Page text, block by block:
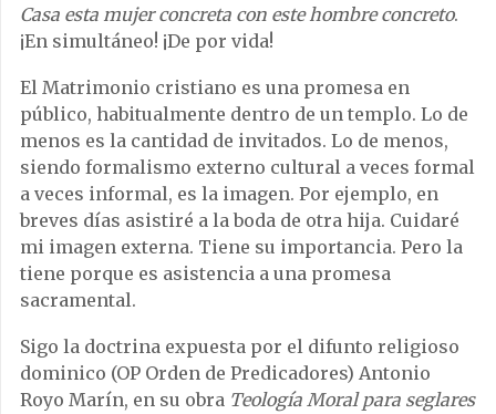
Casa esta mujer concreta con este hombre concreto.
¡En simultáneo! ¡De por vida!
El Matrimonio cristiano es una promesa en
público, habitualmente dentro de un templo. Lo de
menos es la cantidad de invitados. Lo de menos,
siendo formalismo externo cultural a veces formal
a veces informal, es la imagen. Por ejemplo, en
breves días asistiré a la boda de otra hija. Cuidaré
mi imagen externa. Tiene su importancia. Pero la
tiene porque es asistencia a una promesa
sacramental.
Sigo la doctrina expuesta por el difunto religioso
dominico (OP Orden de Predicadores) Antonio
Royo Marín, en su obra Teología Moral para seglares